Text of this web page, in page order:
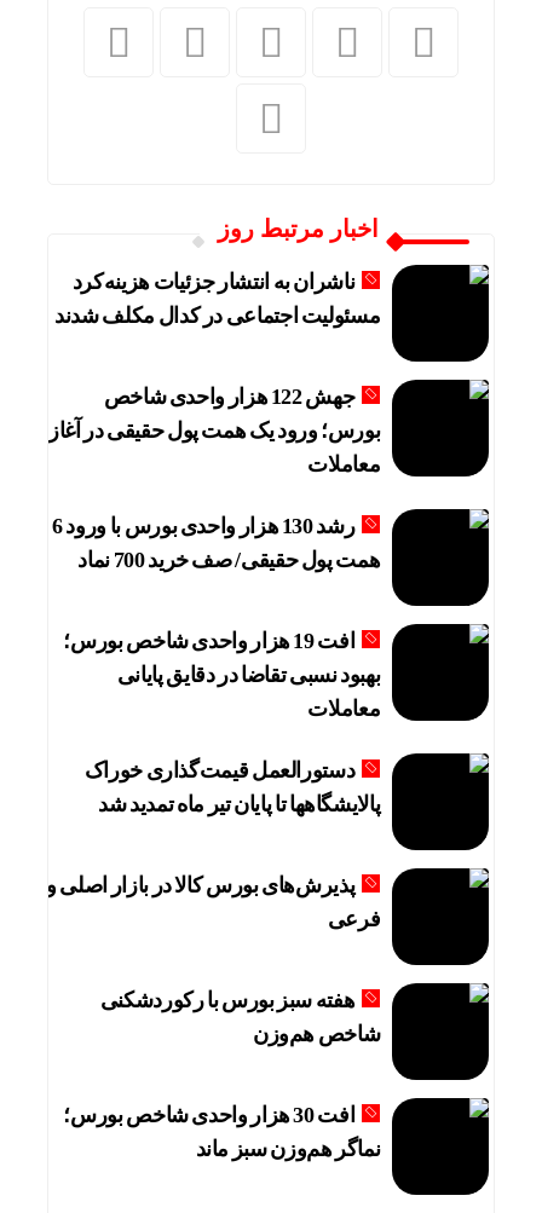
اخبار مرتبط روز
ناشران به انتشار جزئیات هزینه‌کرد
مسئولیت اجتماعی در کدال مکلف شدند
جهش 122 هزار واحدی شاخص
بورس؛ ورود یک همت پول حقیقی در آغاز
معاملات
رشد 130 هزار واحدی بورس با ورود 6
همت پول حقیقی/ صف خرید 700 نماد
افت 19 هزار واحدی شاخص بورس؛
بهبود نسبی تقاضا در دقایق پایانی
معاملات
دستورالعمل قیمت‌گذاری خوراک
پالایشگاهها تا پایان تیر ماه تمدید شد
پذیرش‌های بورس کالا در بازار اصلی و
فرعی
هفته سبز بورس با رکوردشکنی
شاخص هم‌وزن
افت 30 هزار واحدی شاخص بورس؛
نماگر هم‌وزن سبز ماند